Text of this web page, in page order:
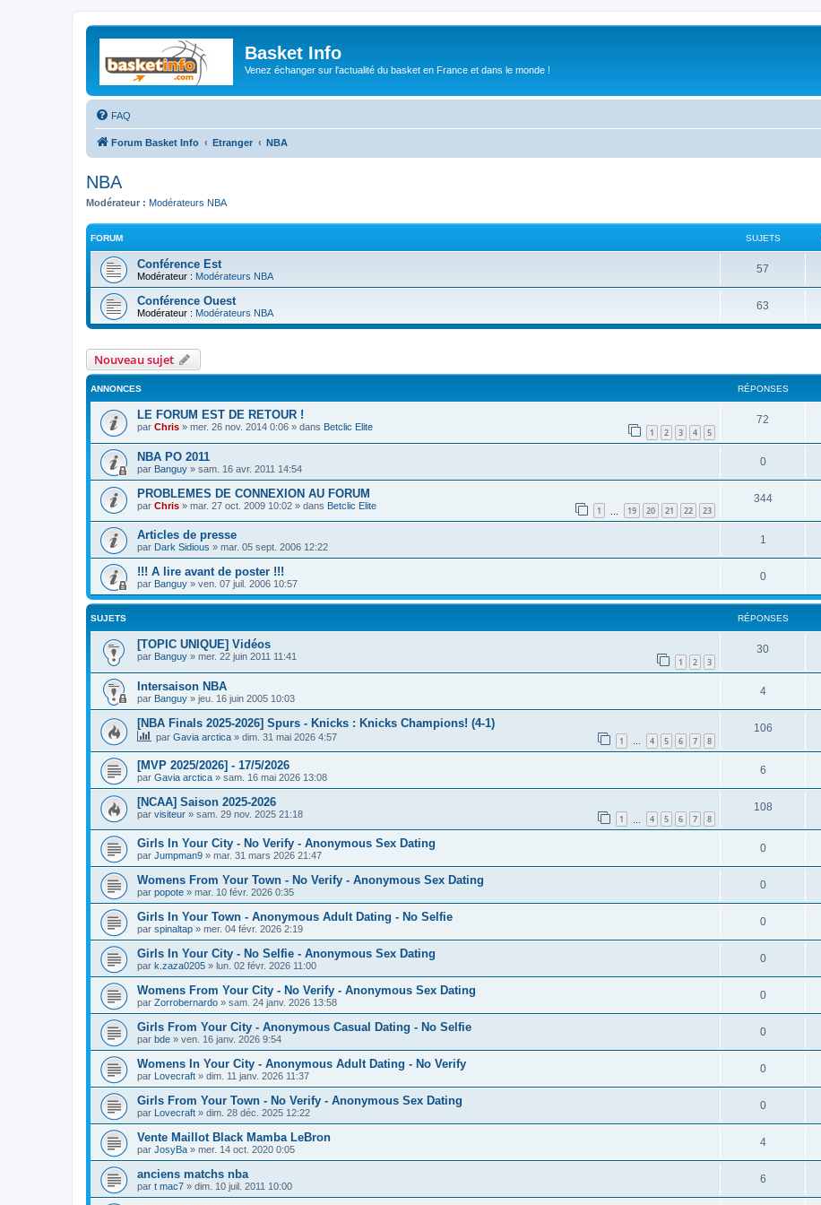
Basket Info
Venez échanger sur l'actualité du basket en France et dans le monde !
FAQ
Forum Basket Info Etranger NBA
NBA
Modérateur : Modérateurs NBA
FORUM SUJETS
Conférence Est
Modérateur : Modérateurs NBA
57
Conférence Ouest
Modérateur : Modérateurs NBA
63
Nouveau sujet
ANNONCES RÉPONSES
LE FORUM EST DE RETOUR !
par Chris » mer. 26 nov. 2014 0:06 » dans Betclic Elite 1 2 3 4 5
72
NBA PO 2011
par Banguy » sam. 16 avr. 2011 14:54
0
PROBLEMES DE CONNEXION AU FORUM
par Chris » mar. 27 oct. 2009 10:02 » dans Betclic Elite 1 19 20 21 22 23
344
Articles de presse
par Dark Sidious » mar. 05 sept. 2006 12:22
1
!!! A lire avant de poster !!!
par Banguy » ven. 07 juil. 2006 10:57
0
SUJETS RÉPONSES
[TOPIC UNIQUE] Vidéos
par Banguy » mer. 22 juin 2011 11:41 1 2 3
30
Intersaison NBA
par Banguy » jeu. 16 juin 2005 10:03
4
[NBA Finals 2025-2026] Spurs - Knicks : Knicks Champions! (4-1)
par Gavia arctica » dim. 31 mai 2026 4:57 1 … 4 5 6 7 8
106
[MVP 2025/2026] - 17/5/2026
par Gavia arctica » sam. 16 mai 2026 13:08
6
[NCAA] Saison 2025-2026
par visiteur » sam. 29 nov. 2025 21:18 1 4 5 6 7 8
108
Girls In Your City - No Verify - Anonymous Sex Dating
par Jumpman9 » mar. 31 mars 2026 21:47
0
Womens From Your Town - No Verify - Anonymous Sex Dating
par popote » mar. 10 févr. 2026 0:35
0
Girls In Your Town - Anonymous Adult Dating - No Selfie
par spinaltap » mer. 04 févr. 2026 2:19
0
Girls In Your City - No Selfie - Anonymous Sex Dating
par k.zaza0205 » lun. 02 févr. 2026 11:00
0
Womens From Your City - No Verify - Anonymous Sex Dating
par Zorrobernardo » sam. 24 janv. 2026 13:58
0
Girls From Your City - Anonymous Casual Dating - No Selfie
par bde » ven. 16 janv. 2026 9:54
0
Womens In Your City - Anonymous Adult Dating - No Verify
par Lovecraft » dim. 11 janv. 2026 11:37
0
Girls From Your Town - No Verify - Anonymous Sex Dating
par Lovecraft » dim. 28 déc. 2025 12:22
0
Vente Maillot Black Mamba LeBron
par JosyBa » mer. 14 oct. 2020 0:05
4
anciens matchs nba
par t mac7 » dim. 10 juil. 2011 10:00
6